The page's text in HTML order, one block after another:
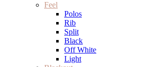
Feel
Polos
Rib
Split
Black
Off White
Light